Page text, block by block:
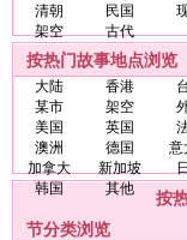
清朝
民国
架空
古代
按热门故事地点浏览
大陆 香港
某市
架空
美国
英国
澳洲
德国
意
加拿大
新加坡
韩国
其他
按
节分类浏览